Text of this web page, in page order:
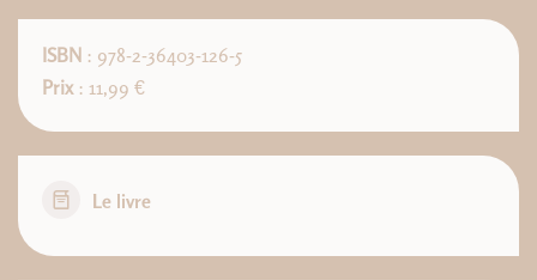
ISBN : 978-2-36403-126-5
Prix : 11,99 €
Le livre